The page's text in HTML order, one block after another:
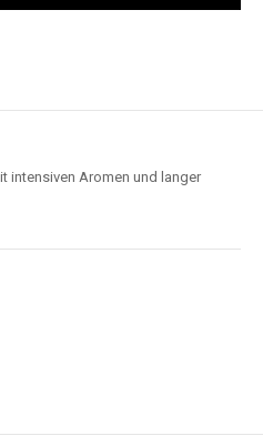
intensiven Aromen und langer